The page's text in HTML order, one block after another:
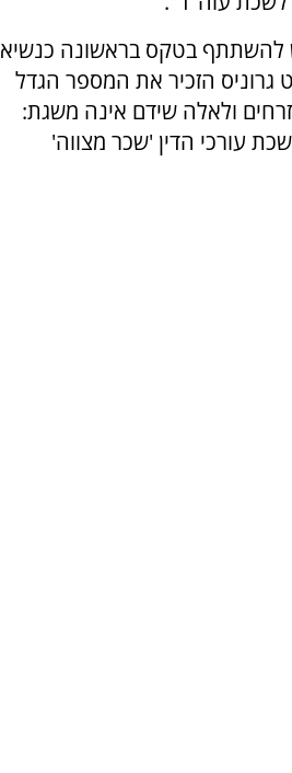
להשתתף בטקס בראשונה כנשיא
הזכיר את המספר הגדל
ולאלה שידם אינה משגת:
עורכי הדין 'שכר מצווה'